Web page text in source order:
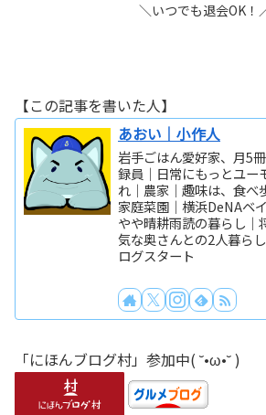
＼いつでも退会OK！
【この記事を書いた人】
あおい｜小作人
岩手ごはん愛好家、月5
録員｜日常にもっとユー
れ｜農家｜趣味は、食べ
家庭菜園｜横浜DeNAベ
やや晴耕雨読の暮らし｜
気な奥さんとの2人暮ら
ログスタート
「にほんブログ村」参加中( ˘•ω•˘ )